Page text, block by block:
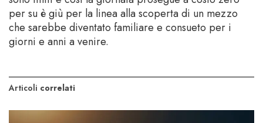
per su è giù per la linea alla scoperta di un mezzo
che sarebbe diventato familiare e consueto per i
giorni e anni a venire.
Articoli correlati